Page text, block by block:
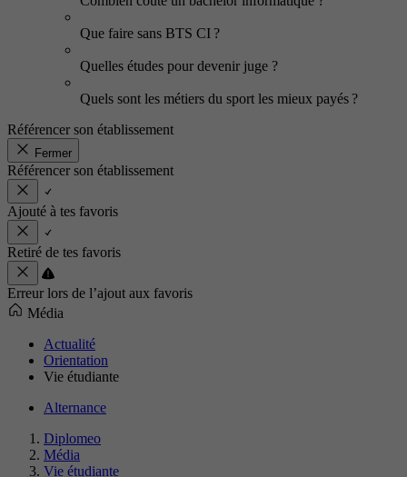
Que faire sans BTS CI ?
Quelles études pour devenir juge ?
Quels sont les métiers du sport les mieux payés ?
Référencer son établissement
Fermer
Référencer son établissement
Ajouté à tes favoris
Retiré de tes favoris
Erreur lors de l’ajout aux favoris
Média
Actualité
Orientation
Vie étudiante
Alternance
Diplomeo
Média
Vie étudiante